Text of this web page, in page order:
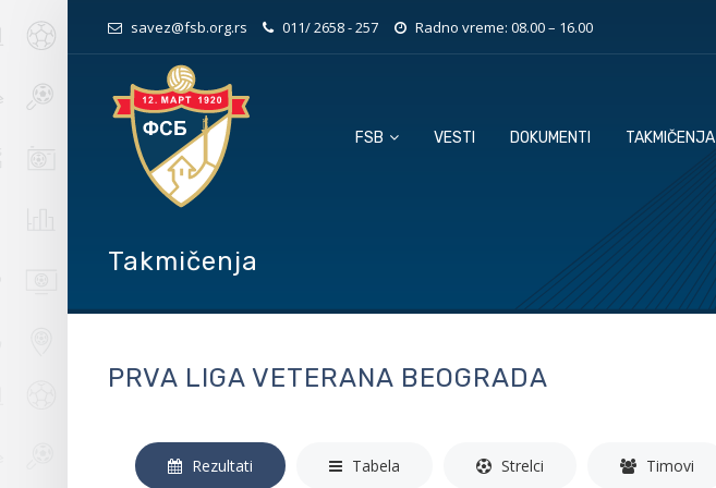
savez@fsb.org.rs 011/ 2658 - 257 Radno vreme: 08.00 – 16.00
FSB VESTI DOKUMENTI TAKMIČENJA
Takmičenja
PRVA LIGA VETERANA BEOGRADA
Rezultati Tabela Strelci Timovi